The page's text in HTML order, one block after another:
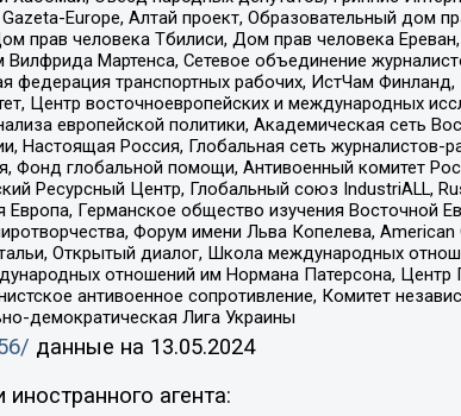
Europe, Алтай проект, Образовательный дом
прав человека Тбилиси, Дом прав человека
Мартенса, Сетевое объединение
федерация транспортных рабочих, ИстЧам
Центр восточноевропейских и международных
европейской политики, Академическая сеть
Россия, Глобальная сеть журналистов-
глобальной помощи, Антивоенный комитет
Ресурсный Центр, Глобальный союз IndustriALL,
Германское общество изучения Восточной
Форум имени Льва Копелева, American
Открытый диалог, Школа международных
отношений им Нормана Патерсона,
антивоенное сопротивление, Комитет
демократическая Лига Украины
данные на 13.05.2024
агента: